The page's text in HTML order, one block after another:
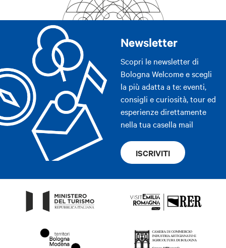
Newsletter
Scopri le newsletter di
Bologna Welcome e scegli
la più adatta a te: eventi,
consigli e curiosità, tour ed
esperienze direttamente
nella tua casella mail
ISCRIVITI